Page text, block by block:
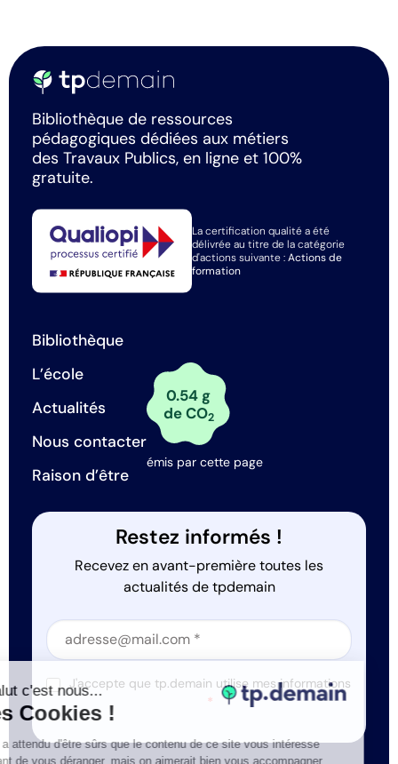
Bibliothèque de ressources
pédagogiques dédiées aux métiers
des Travaux Publics, en ligne et 100%
gratuite.
La certification qualité a été
délivrée au titre de la catégorie
d'actions suivante :Actions de
formation
Bibliothèque
L’école
Actualités
Nous contacter
Raison d’être
0.54 g
de CO2
émis par cette page
Restez informés !
Recevez en avant-première toutes les
actualités de tpdemain
Section
Section
J'accepte que tp.demain utilise mes informations
*
Salut c'est nous...
les Cookies !
On a attendu d'être sûrs que le contenu de ce site vous intéresse
avant de vous déranger, mais on aimerait bien vous accompagner